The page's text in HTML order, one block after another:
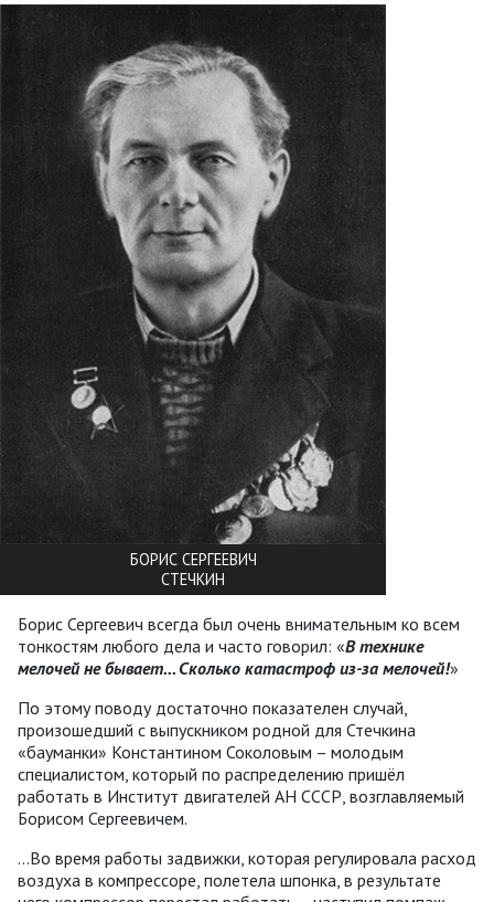
БОРИС СЕРГЕЕВИЧ
СТЕЧКИН
Борис Сергеевич всегда был очень внимательным ко всем
тонкостям любого дела и часто говорил: «В технике
мелочей не бывает... Сколько катастроф из-за мелочей!»
По этому поводу достаточно показателен случай,
произошедший с выпускником родной для Стечкина
«бауманки» Константином Соколовым – молодым
специалистом, который по распределению пришёл
работать в Институт двигателей АН СССР, возглавляемый
Борисом Сергеевичем.
...Во время работы задвижки, которая регулировала расход
воздуха в компрессоре, полетела шпонка, в результате